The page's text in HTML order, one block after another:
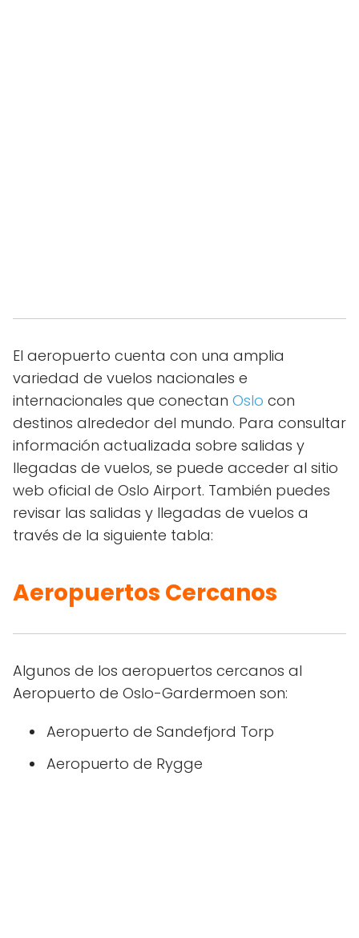
El aeropuerto cuenta con una amplia
variedad de vuelos nacionales e
internacionales que conectan Oslo con
destinos alrededor del mundo. Para consultar
información actualizada sobre salidas y
llegadas de vuelos, se puede acceder al sitio
web oficial de Oslo Airport. También puedes
revisar las salidas y llegadas de vuelos a
través de la siguiente tabla:
Aeropuertos Cercanos
Algunos de los aeropuertos cercanos al
Aeropuerto de Oslo-Gardermoen son:
Aeropuerto de Sandefjord Torp
Aeropuerto de Rygge